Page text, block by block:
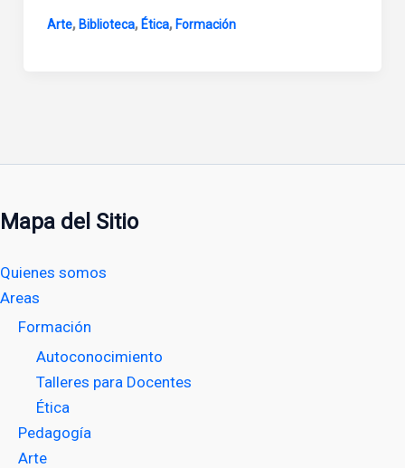
Arte, Biblioteca, Ética, Formación
Mapa del Sitio
Quienes somos
Areas
Formación
Autoconocimiento
Talleres para Docentes
Ética
Pedagogía
Arte